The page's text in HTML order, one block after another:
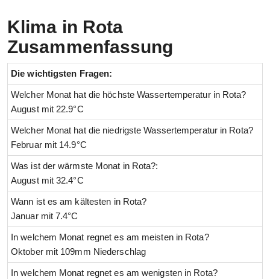
Klima in Rota
Zusammenfassung
Die wichtigsten Fragen:
Welcher Monat hat die höchste Wassertemperatur in Rota?
August mit 22.9°C
Welcher Monat hat die niedrigste Wassertemperatur in Rota?
Februar mit 14.9°C
Was ist der wärmste Monat in Rota?:
August mit 32.4°C
Wann ist es am kältesten in Rota?
Januar mit 7.4°C
In welchem Monat regnet es am meisten in Rota?
Oktober mit 109mm Niederschlag
In welchem Monat regnet es am wenigsten in Rota?